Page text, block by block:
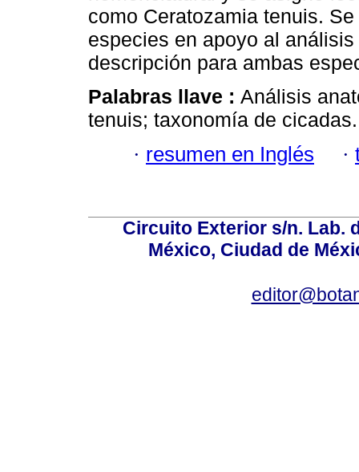
como Ceratozamia tenuis.
especies en apoyo al
descripción para ambas
Palabras llave : Análisis
tenuis; taxonomía de cicadas.
· resumen en Inglés ·
Circuito Exterior s/n. Lab.
México, Ciudad de